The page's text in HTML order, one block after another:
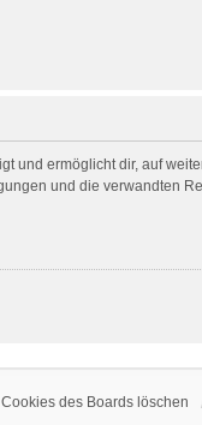
und ermöglicht dir, auf
und die verwandten
des Boards löschen